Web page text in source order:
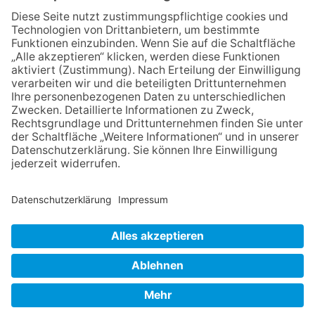
Durch Anklicken einer Anzeige wird diese vergrößert dargestellt.
E
N
NACH OBEN
Datenschutz Netiquette